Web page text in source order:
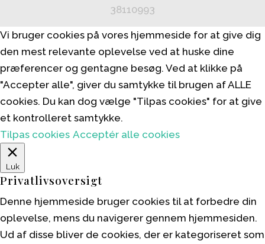
38110993
Vi bruger cookies på vores hjemmeside for at give dig
den mest relevante oplevelse ved at huske dine
præferencer og gentagne besøg. Ved at klikke på
"Accepter alle", giver du samtykke til brugen af ALLE
cookies. Du kan dog vælge "Tilpas cookies" for at give
et kontrolleret samtykke.
Tilpas cookies Acceptér alle cookies
Luk
Privatlivsoversigt
Denne hjemmeside bruger cookies til at forbedre din
oplevelse, mens du navigerer gennem hjemmesiden.
Ud af disse bliver de cookies, der er kategoriseret som